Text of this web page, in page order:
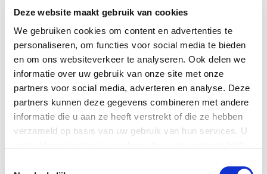
Deze website maakt gebruik van cookies
We gebruiken cookies om content en advertenties te
personaliseren, om functies voor social media te bieden
en om ons websiteverkeer te analyseren. Ook delen we
informatie over uw gebruik van onze site met onze
partners voor social media, adverteren en analyse. Deze
partners kunnen deze gegevens combineren met andere
informatie die u aan ze heeft verstrekt of die ze hebben
verzameld op basis van uw gebruik van hun services. U
Keltische symbolen en randen
Wil jij je mandala graag symboliek en betekenis geven?
Ben je toe aan meer Keltische inspiratie en technieken
voor je randen?
Dan is dit dé mandalatekencursus voor jou. Zowel voor